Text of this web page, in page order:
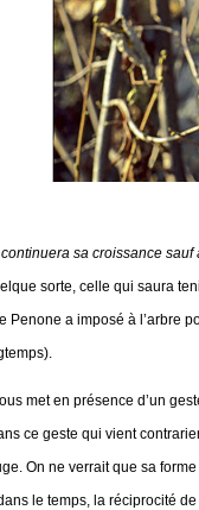
sa croissance sauf
sorte, celle qui saura
Penone a imposé à l’arbre
met en présence d’un
ce geste qui vient
On ne verrait que sa
le temps, la réciprocité